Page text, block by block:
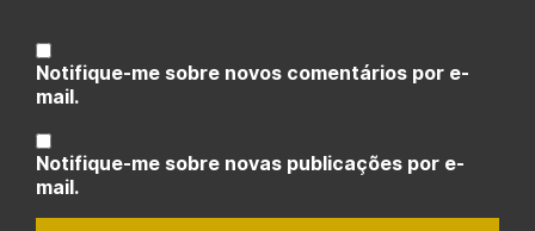
Notifique-me sobre novos comentários por e-
mail.
Notifique-me sobre novas publicações por e-
mail.